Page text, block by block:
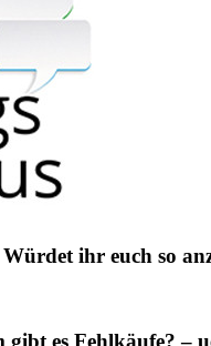
ihr euch so
es Fehlkäufe? –